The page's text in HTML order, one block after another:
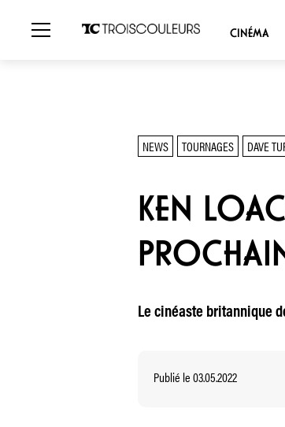
CINÉMA
NEWS TOURNAGES DAVE
KEN
Le cinéaste britannique
Publié le 03.05.2022